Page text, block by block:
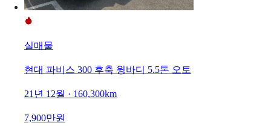
실매물
현대 파비스 300 후축 윙바디 5.5톤 오토
21년 12월 · 160,300km
7,900만원